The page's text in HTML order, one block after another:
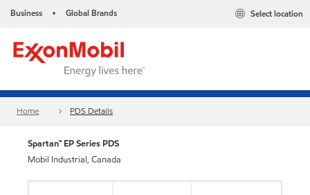
Business • Global Brands Select location
Home PDS Details
Spartan™ EP Series PDS
Mobil Industrial, Canada